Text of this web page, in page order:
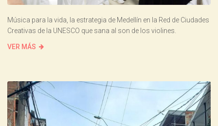
Música para la vida, la estrategia de Medellín en la Red de Ciudades
Creativas de la UNESCO que sana al son de los violines.
VER MÁS